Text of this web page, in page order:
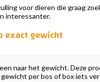
voor dieren die graag
interessanter.
exact gewicht
naar het gewicht. Deze
per bos of box iets